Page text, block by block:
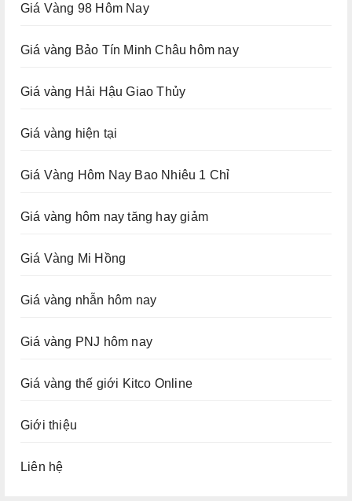
Giá Vàng 98 Hôm Nay
Giá vàng Bảo Tín Minh Châu hôm nay
Giá vàng Hải Hậu Giao Thủy
Giá vàng hiện tại
Giá Vàng Hôm Nay Bao Nhiêu 1 Chỉ
Giá vàng hôm nay tăng hay giảm
Giá Vàng Mi Hồng
Giá vàng nhẫn hôm nay
Giá vàng PNJ hôm nay
Giá vàng thế giới Kitco Online
Giới thiệu
Liên hệ